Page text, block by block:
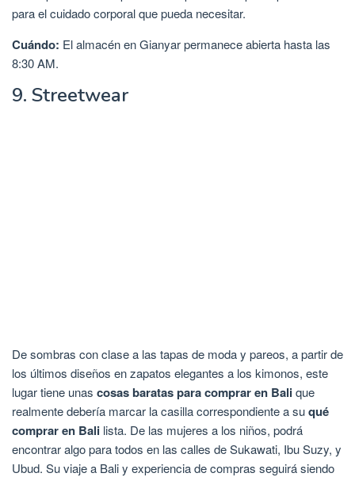
para el cuidado corporal que pueda necesitar.
Cuándo: El almacén en Gianyar permanece abierta hasta las
8:30 AM.
9. Streetwear
De sombras con clase a las tapas de moda y pareos, a partir de
los últimos diseños en zapatos elegantes a los kimonos, este
lugar tiene unas cosas baratas para comprar en Balique
realmente debería marcar la casilla correspondiente a suqué
comprar en Bali lista. De las mujeres a los niños, podrá
encontrar algo para todos en las calles de Sukawati, Ibu Suzy, y
Ubud. Su viaje a Bali y experiencia de compras seguirá siendo